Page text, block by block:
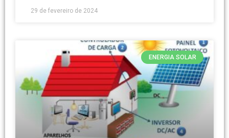
29 de fevereiro de 2024
ENERGIA SOLAR